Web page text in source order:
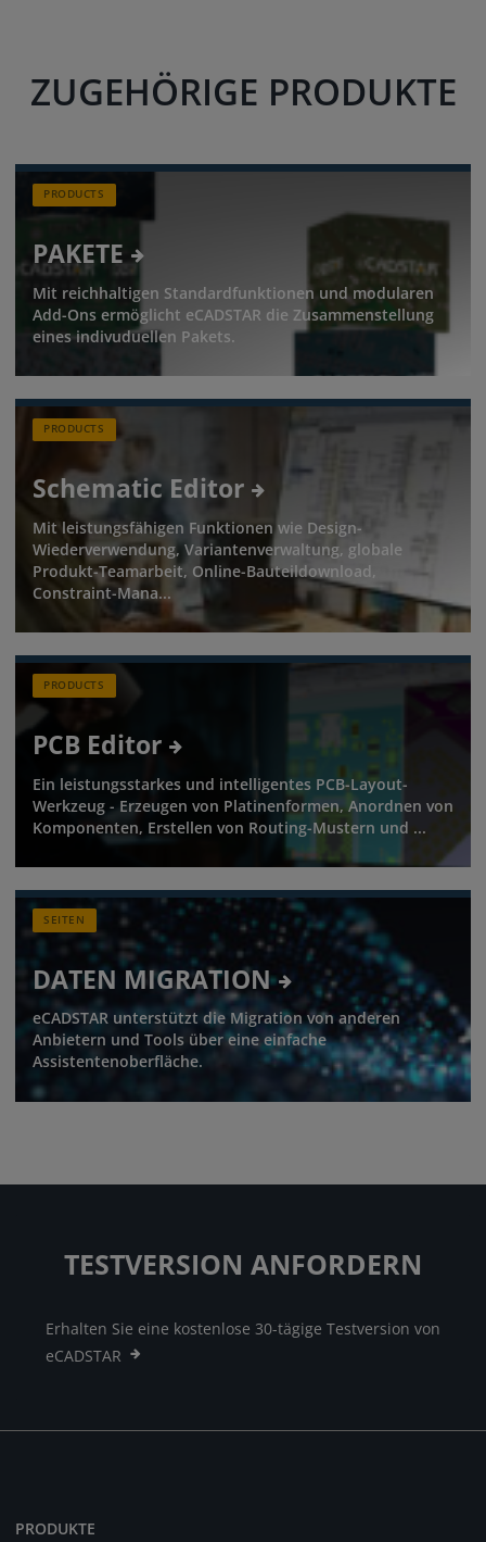
ZUGEHÖRIGE PRODUKTE
PRODUCTS
PAKETE
Mit reichhaltigen Standardfunktionen und modularen
Add-Ons ermöglicht eCADSTAR die Zusammenstellung
eines indivuduellen Pakets.
PRODUCTS
Schematic Editor
Mit leistungsfähigen Funktionen wie Design-
Wiederverwendung, Variantenverwaltung, globale
Produkt-Teamarbeit, Online-Bauteildownload,
Constraint-Mana...
PRODUCTS
PCB Editor
Ein leistungsstarkes und intelligentes PCB-Layout-
Werkzeug - Erzeugen von Platinenformen, Anordnen von
Komponenten, Erstellen von Routing-Mustern und ...
SEITEN
DATEN MIGRATION
eCADSTAR unterstützt die Migration von anderen
Anbietern und Tools über eine einfache
Assistentenoberfläche.
TESTVERSION ANFORDERN
Erhalten Sie eine kostenlose 30-tägige Testversion von
eCADSTAR
PRODUKTE